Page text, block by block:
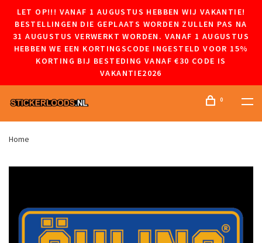
LET OP!!! VANAF 1 AUGUSTUS HEBBEN WIJ VAKANTIE!
BESTELLINGEN DIE GEPLAATS WORDEN ZULLEN PAS NA
31 AUGUSTUS VERWERKT WORDEN. VANAF 1 AUGUSTUS
HEBBEN WE EEN KORTINGSCODE INGESTELD VOOR 15%
KORTING BIJ BESTEDING VANAF €30 CODE IS
VAKANTIE2026
0
Home